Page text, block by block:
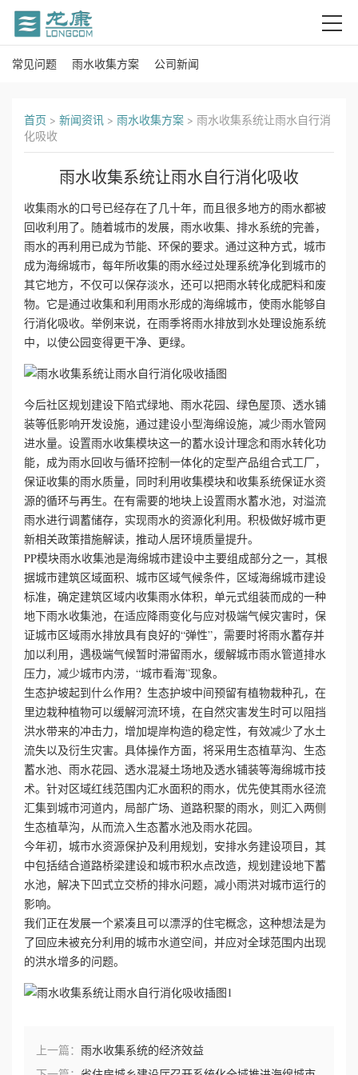
首
关
们
产
品
工
案
例
新
讯
荣
誉
常见问题 雨水收集方案 公司新闻
首页 > 新闻资讯 > 雨水收集方案 > 雨水收集系统让雨水自行消
化吸收
雨水收集系统让雨水自行消化吸收
收集雨水的口号已经存在了几十年，而且很多地方的雨水都被
回收利用了。随着城市的发展，雨水收集、排水系统的完善，
雨水的再利用已成为节能、环保的要求。通过这种方式，城市
成为海绵城市，每年所收集的雨水经过处理系统净化到城市的
其它地方，不仅可以保存淡水，还可以把雨水转化成肥料和废
物。它是通过收集和利用雨水形成的海绵城市，使雨水能够自
行消化吸收。举例来说，在雨季将雨水排放到水处理设施系统
中，以使公园变得更干净、更绿。
今后社区规划建设下陷式绿地、雨水花园、绿色屋顶、透水铺
装等低影响开发设施，通过建设小型海绵设施，减少雨水管网
进水量。设置雨水收集模块这一的蓄水设计理念和雨水转化功
能，成为雨水回收与循环控制一体化的定型产品组合式工厂，
保证收集的雨水质量，同时利用收集模块和收集系统保证水资
源的循环与再生。在有需要的地块上设置雨水蓄水池，对溢流
雨水进行调蓄储存，实现雨水的资源化利用。积极做好城市更
新相关政策措施解读，推动人居环境质量提升。
PP模块雨水收集池是海绵城市建设中主要组成部分之一，其根
据城市建筑区域面积、城市区域气候条件，区域海绵城市建设
标准，确定建筑区域内收集雨水体积，单元式组装而成的一种
地下雨水收集池，在适应降雨变化与应对极端气候灾害时，保
证城市区域雨水排放具有良好的“弹性”，需要时将雨水蓄存并
加以利用，遇极端气候暂时滞留雨水，缓解城市雨水管道排水
压力，减少城市内涝，“城市看海”现象。
生态护坡起到什么作用？生态护坡中间预留有植物栽种孔，在
里边栽种植物可以缓解河流环境，在自然灾害发生时可以阻挡
洪水带来的冲击力，增加堤岸构造的稳定性，有效减少了水土
流失以及衍生灾害。具体操作方面，将采用生态植草沟、生态
蓄水池、雨水花园、透水混凝土场地及透水铺装等海绵城市技
术。针对区域红线范围内汇水面积的雨水，优先使其雨水径流
汇集到城市河道内，局部广场、道路积聚的雨水，则汇入两侧
生态植草沟，从而流入生态蓄水池及雨水花园。
今年初，城市水资源保护及利用规划，安排水务建设项目，其
中包括结合道路桥梁建设和城市积水点改造，规划建设地下蓄
水池，解决下凹式立交桥的排水问题，减小雨洪对城市运行的
影响。
我们正在发展一个紧凑且可以漂浮的住宅概念，这种想法是为
了回应未被充分利用的城市水道空间，并应对全球范围内出现
的洪水增多的问题。
上一篇： 雨水收集系统的经济效益